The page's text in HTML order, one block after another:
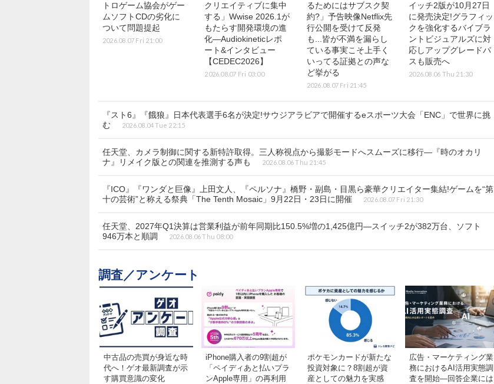
トロゲーム協会がゲー
ムソフトCDの劣化に
ついて問題提起
2026.08.07 Fri 21:00
クリエイティブに集中
する」Wwise 2026.1が
もたらす開発環境の進
化―Audiokineticレポ
ート&インタビュー
【CEDEC2026】
2026.08.07 Fri 03:00
るためにはサブスク契
約?」予告映像Netflix先
行公開を受けて反発
も...皆が不満を漏らし
ている事実こそ上手く
いってる証拠との声な
ど挙がる
2026.08.07 Fri 21:45
イッチ2版が10月27日
に発売決定!グラフィッ
クを強化するバイブラ
ントビジュアルズに対
応しアップグレードパ
スも販売へ
2026.08.06 Thu 21:30
『スト6』『餓狼』日本代表選手6名が決定!サウジアラビアで開催するeスポーツ大会「ENC」で世界に挑
む
2026.08.04 Tue 22:15
任天堂、カメラ制御に関する新特許取得。三人称視点から撮影モードへスムーズに移行―『時のオカリ
ナ』リメイク版との関連を推測する声も
2026.08.06 Thu 21:45
『ICO』『ワンダと巨像』上田文人、『ペルソナ』橋野・副島・目黒ら豪華クリエイター集結!ゲームを“第
十の芸術”と称える祭典「The Tenth Mosaic」9月22日・23日に開催
2026.08.07 Fri 21:30
任天堂、2027年Q1決算は営業利益が前年同期比150.5%増の1,425億円―スイッチ2が382万台、ソフト
946万本と順調
2026.08.06 Thu 08:00
調査／アンケート
中古品の売買が身近な時
代へ！ゲオ最新調査が示
す購買意識の変化
iPhone購入者の9割超が
「ペイディあと払いプラ
ンApple専用」の再利用
ポケモンカードが新たな
投資対象に？8割超が資
産としての魅力を実感
広告・マーケティング業
務におけるAI活用実態調
査を開始―回答企業には